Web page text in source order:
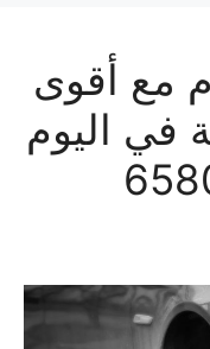
مع أقوى
24 ساعة في اليوم